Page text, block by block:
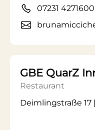
07231 4271600
GBE QuarZ
Restaurant
Deimlingstraße 17